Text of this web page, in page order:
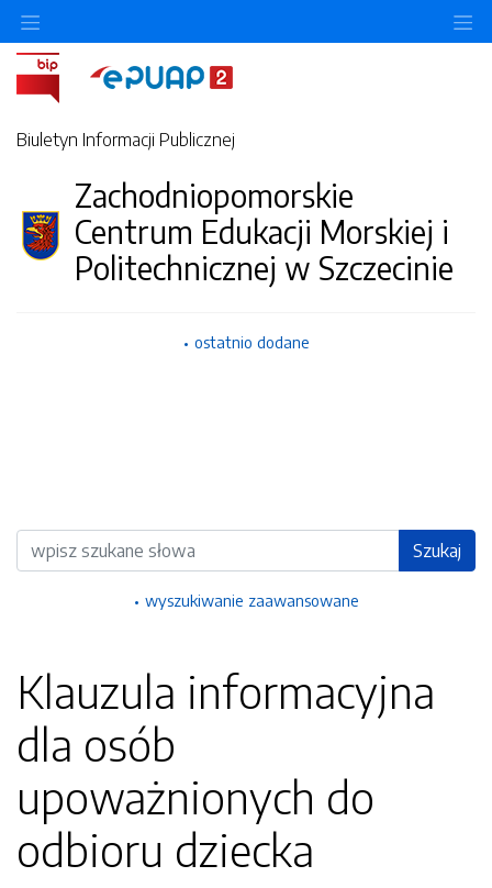
Biuletyn Informacji Publicznej
Zachodniopomorskie
Centrum Edukacji Morskiej i
Politechnicznej w Szczecinie
ostatnio dodane
Wyszukiwarka Szukaj
wyszukiwanie zaawansowane
Klauzula informacyjna
dla osób
upoważnionych do
odbioru dziecka